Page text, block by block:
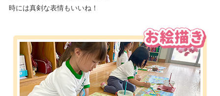
時には真剣な表情もいいね！